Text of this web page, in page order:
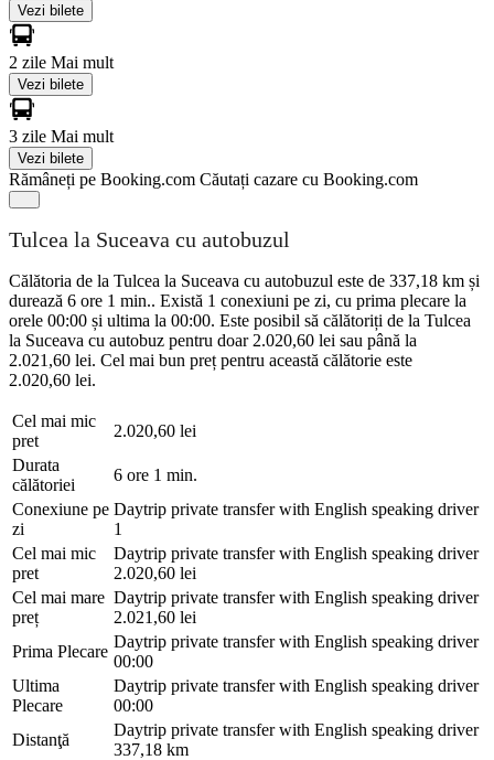
Vezi bilete
2 zile Mai mult
Vezi bilete
3 zile Mai mult
Vezi bilete
Rămâneți pe Booking.com Căutați cazare cu Booking.com
Tulcea la Suceava cu autobuzul
Călătoria de la Tulcea la Suceava cu autobuzul este de 337,18 km și
durează 6 ore 1 min.. Există 1 conexiuni pe zi, cu prima plecare la
orele 00:00 și ultima la 00:00. Este posibil să călătoriți de la Tulcea
la Suceava cu autobuz pentru doar 2.020,60 lei sau până la
2.021,60 lei. Cel mai bun preț pentru această călătorie este
2.020,60 lei.
Cel mai mic
pret
2.020,60 lei
Durata
călătoriei
6 ore 1 min.
Conexiune pe
zi
Daytrip private transfer with English speaking driver
1
Cel mai mic
pret
Daytrip private transfer with English speaking driver
2.020,60 lei
Cel mai mare
preț
Daytrip private transfer with English speaking driver
2.021,60 lei
Prima Plecare
Daytrip private transfer with English speaking driver
00:00
Ultima
Plecare
Daytrip private transfer with English speaking driver
00:00
Distanţă
Daytrip private transfer with English speaking driver
337,18 km